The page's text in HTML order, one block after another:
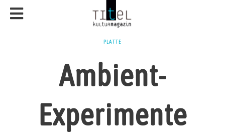
PLATTE
Ambient-
Experimente